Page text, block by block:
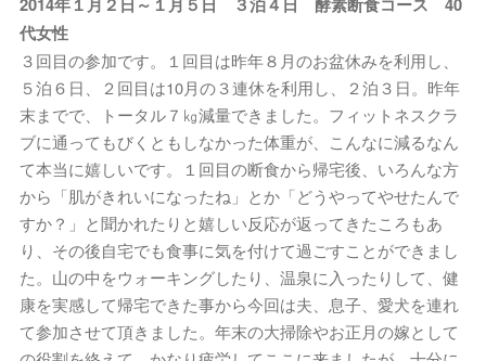
代女性
３回目の参加です。１回目は昨年８月のお盆休みを利用し、
５泊６日、２回目は10月の３連休を利用し、２泊３日。昨年
末までで、トータル７㎏減量できました。フィットネスクラ
ブに通ってもびくともしなかった体重が、こんなに減るなん
て本当に嬉しいです。１回目の断食から帰宅後、いろんな方
から「肌がきれいになったね」とか「どうやってやせたんで
すか？」と聞かれたりと嬉しい反応が返ってきたころもあ
り、その後自宅でも食事に気を付けて過ごすことができまし
た。山の中をウォーキングしたり、温泉に入ったりして、健
康を実感して帰宅できた事から今回は夫、息子、愛犬を連れ
て参加させて頂きました。年末の大掃除やお正月の嫁として